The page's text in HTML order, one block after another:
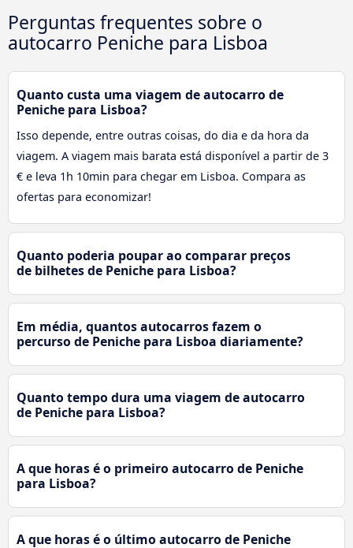
Perguntas frequentes sobre o
autocarro Peniche para Lisboa
Quanto custa uma viagem de autocarro de
Peniche para Lisboa?
Isso depende, entre outras coisas, do dia e da hora da
viagem. A viagem mais barata está disponível a partir de 3
€ e leva 1h 10min para chegar em Lisboa. Compara as
ofertas para economizar!
Quanto poderia poupar ao comparar preços
de bilhetes de Peniche para Lisboa?
Em média, quantos autocarros fazem o
percurso de Peniche para Lisboa diariamente?
Quanto tempo dura uma viagem de autocarro
de Peniche para Lisboa?
A que horas é o primeiro autocarro de Peniche
para Lisboa?
A que horas é o último autocarro de Peniche